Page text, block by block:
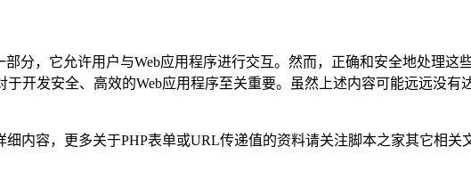
分，它允许用户与Web应用程序进行交互。然而，正确和安全地处理
开发安全、高效的Web应用程序至关重要。虽然上述内容可能远远没
内容，更多关于PHP表单或URL传递值的资料请关注脚本之家其它相关